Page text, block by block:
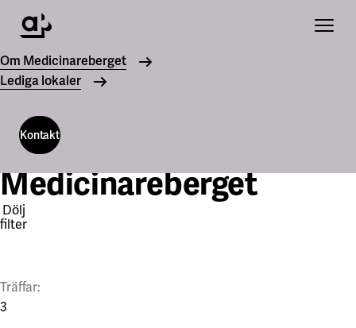
Öppna
Om Medicinareberget
Lediga lokaler
Kontakt
Kontakt
Lediga
objekt
Medicinareberget
Dölj
filter
Träffar:
3